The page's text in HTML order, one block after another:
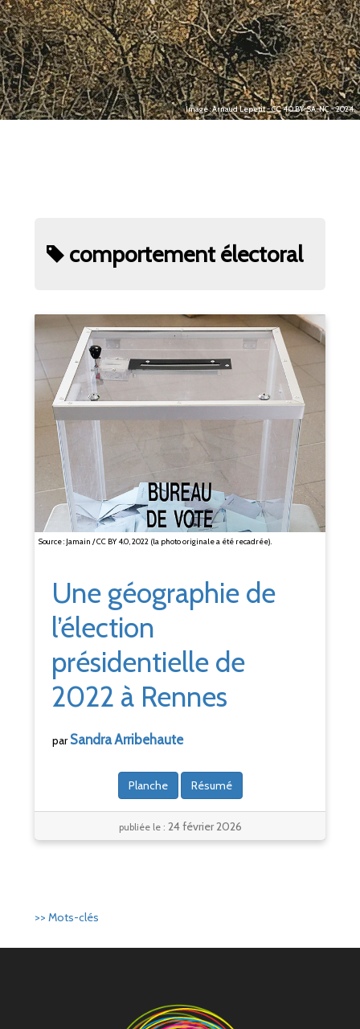
Image : Arnaud Lepetit - CC 4.0 BY-SA-NC - 2024.
comportement électoral
Source : Jamain / CC BY 4.0, 2022 (la photo originale a été recadrée).
Une géographie de
l’élection
présidentielle de
2022 à Rennes
parSandraArribehaute
Planche Résumé
publiée le : 24 février 2026
>> Mots-clés